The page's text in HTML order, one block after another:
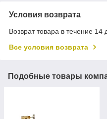
Условия возврата
Возврат товара в течение 14
Все условия возврата
Подобные товары